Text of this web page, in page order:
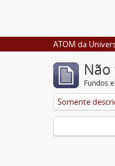
ATOM da
Fundos
Somente